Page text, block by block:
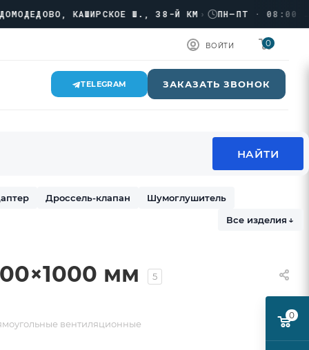
КАШИРСКОЕ Ш., 38-Й КМ › ПН–ПТ · 08:00 →
ВОЙТИ 0
TELEGRAM ЗАКАЗАТЬ ЗВОНОК
Дроссель-клапан
Шумоглушитель
Все изделия ↓
мм 5
вентиляционные
0